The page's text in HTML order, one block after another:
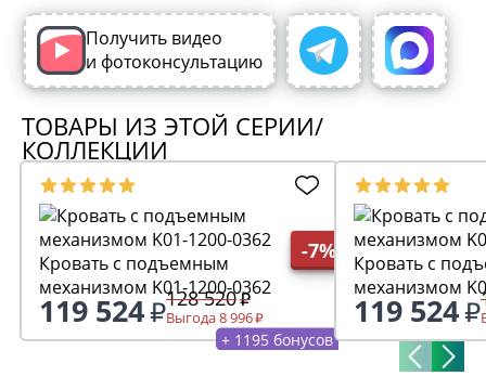
Получить видео
и фотоконсультацию
ТОВАРЫ ИЗ ЭТОЙ СЕРИИ/
КОЛЛЕКЦИИ
-7%
Кровать с подъемным
механизмом K01-1200-0362
119 524 128 520
Выгода 8 996
+ 1195 бонусов
Кровать с
механизмом
119 524